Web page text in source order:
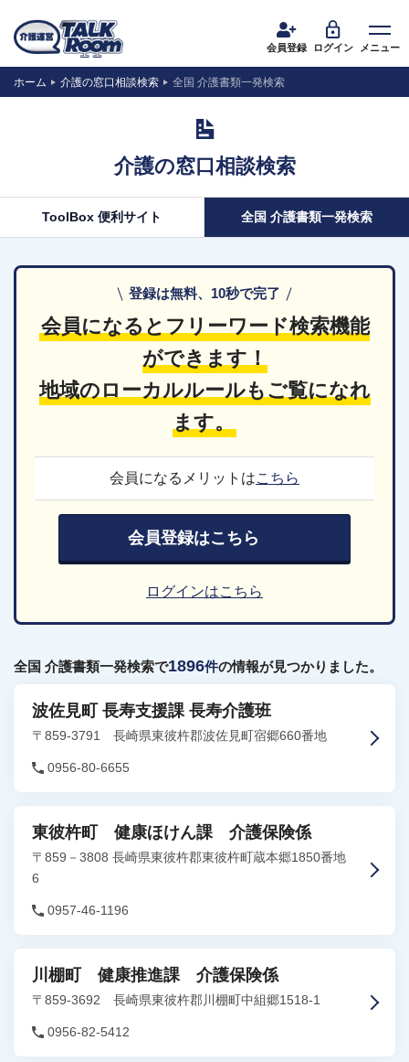
会員登録 ログイン メニュー
ホーム 介護の窓口相談検索 全国 介護書類一発検索
介護の窓口相談検索
ToolBox 便利サイト 全国 介護書類一発検索
登録は無料、10秒で完了
会員になるとフリーワード検索機能
ができます！
地域のローカルルールもご覧になれ
ます。
会員になるメリットはこちら
会員登録はこちら
ログインはこちら
全国 介護書類一発検索で1896件の情報が見つかりました。
波佐見町 長寿支援課 長寿介護班
〒859-3791 長崎県東彼杵郡波佐見町宿郷660番地
0956-80-6655
東彼杵町 健康ほけん課 介護保険係
〒859－3808 長崎県東彼杵郡東彼杵町蔵本郷1850番地
6
0957-46-1196
川棚町 健康推進課 介護保険係
〒859-3692 長崎県東彼杵郡川棚町中組郷1518-1
0956-82-5412